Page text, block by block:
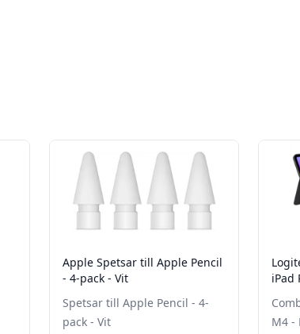
Apple Spetsar till Apple Pencil
- 4-pack - Vit
Spetsar till Apple Pencil - 4-
pack - Vit
iPad
M4 -